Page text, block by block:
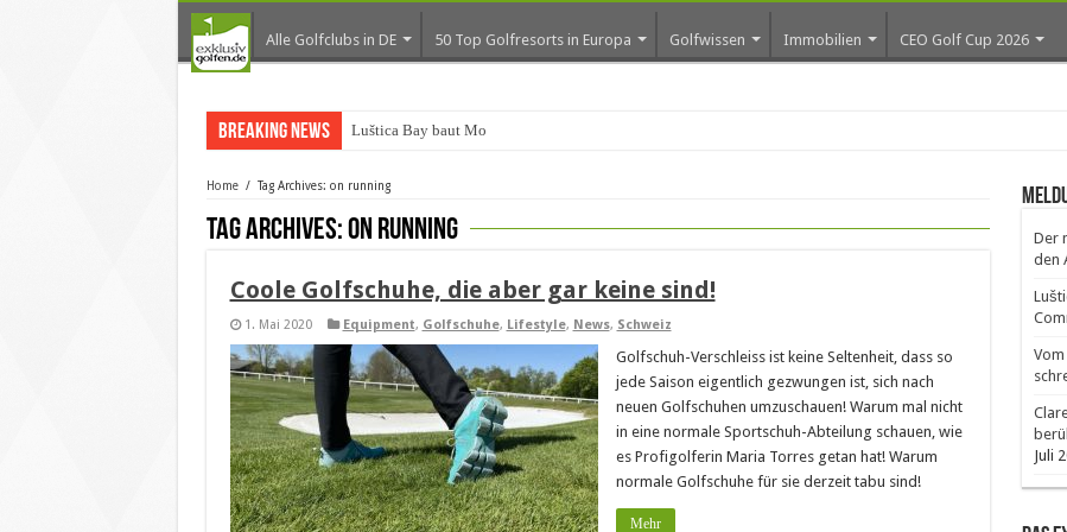
Alle Golfclubs in DE 50 Top Golfresorts in Europa Golfwissen Immobilien CEO Golf Cup 2026
Breaking News Luštica Bay baut Montenegro
Home / Tag Archives: on running
Tag Archives:on running
Coole Golfschuhe, die aber gar keine sind!
1. Mai 2020 Equipment, Golfschuhe, Lifestyle, News, Schweiz
Golfschuh-Verschleiss ist keine Seltenheit, dass so
jede Saison eigentlich gezwungen ist, sich nach
neuen Golfschuhen umzuschauen! Warum mal nicht
in eine normale Sportschuh-Abteilung schauen, wie
es Profigolferin Maria Torres getan hat! Warum
normale Golfschuhe für sie derzeit tabu sind!
Mehr
Der
den
Juli